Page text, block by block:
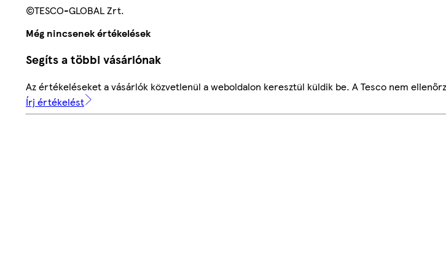
©TESCO-GLOBAL Zrt.
Még nincsenek értékelések
Segíts a többi vásárlónak
Az értékeléseket a vásárlók közvetlenül a weboldalon keresztül küldik be. A Tesco nem
Írj értékelést